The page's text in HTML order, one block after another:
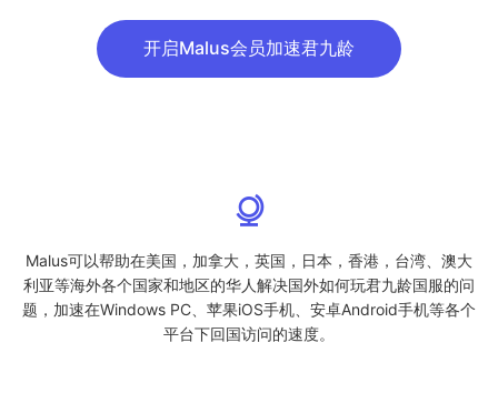
开启Malus会员加速君九龄
Malus可以帮助在美国，加拿大，英国，日本，香港，台湾、澳大
利亚等海外各个国家和地区的华人解决国外如何玩君九龄国服的问
题，加速在Windows PC、苹果iOS手机、安卓Android手机等各个
平台下回国访问的速度。